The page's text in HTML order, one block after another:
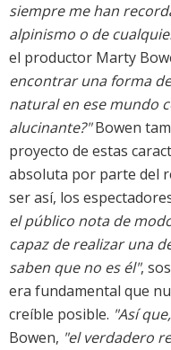
siempre me han
alpinismo o de
el productor Marty
encontrar una forma
natural en ese mundo
alucinante?"Bowen
proyecto de estas
absoluta por parte del
ser así, los
el público nota de
capaz de realizar una
saben que no es él",
era fundamental que
creíble posible. "Así
Bowen, "el verdadero